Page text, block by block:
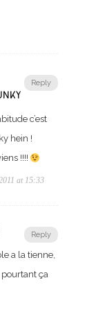
Reply
c’est
hein !
!!!!
at 15:33
Reply
a la tienne,
pourtant ça